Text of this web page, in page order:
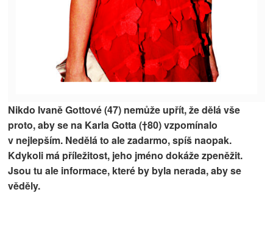
Nikdo Ivaně Gottové (47) nemůže upřít, že dělá vše
proto, aby se na Karla Gotta (†80)vzpomínalo
v nejlepším. Nedělá to ale zadarmo, spíš naopak.
Kdykoli má příležitost, jeho jméno dokáže zpeněžit.
Jsou tu ale informace, které by byla nerada, aby se
věděly.